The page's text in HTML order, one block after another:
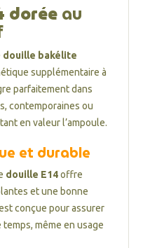
doréeau
douille bakélite
supplémentaire à
parfaitement dans
contemporaines ou
en valeur l’ampoule.
et durable
douille E14offre
et une bonne
conçue pour assurer
même en usage